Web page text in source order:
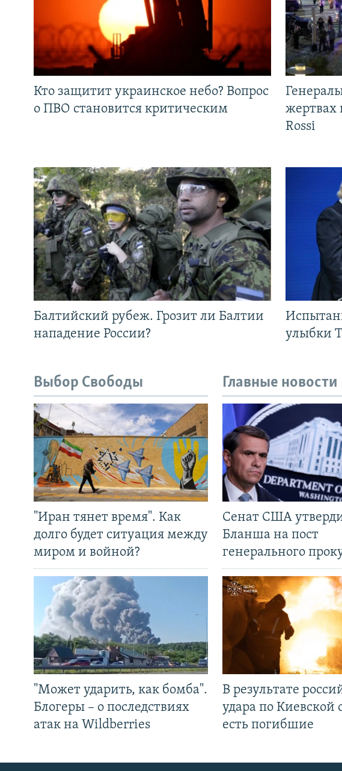
Кто защитит украинское небо? Вопрос
о ПВО становится критическим
жертвах
Rossi
Балтийский рубеж. Грозит ли Балтии
нападение России?
улыбки
Выбор Свободы
"Иран тянет время". Как
долго будет ситуация между
миром и войной?
"Может ударить, как бомба".
Блогеры – о последствиях
атак на Wildberries
Главные новости
Сенат США
Бланша на пост
генерального
В результате
удара по Киевской
есть погибшие